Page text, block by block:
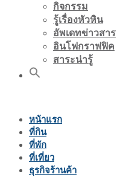
กิจกรรม
รู้เรื่องหัวหิน
อัพเดทข่าวสาร
อินโฟกราฟฟิค
สาระน่ารู้
หน้าแรก
ที่กิน
ที่พัก
ที่เที่ยว
ธุรกิจร้านค้า